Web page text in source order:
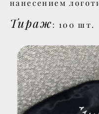
нанесением
Тираж: 100 шт.